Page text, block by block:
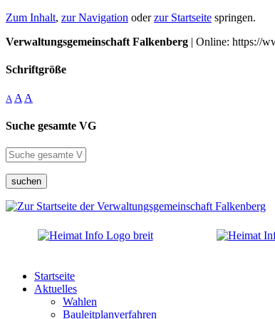
Zum Inhalt, zur Navigation oderzur Startseite springen.
Verwaltungsgemeinschaft Falkenberg | Online: https://
Schriftgröße
A A A
Suche gesamte VG
suchen
Startseite
Aktuelles
Wahlen
Bauleitplanverfahren